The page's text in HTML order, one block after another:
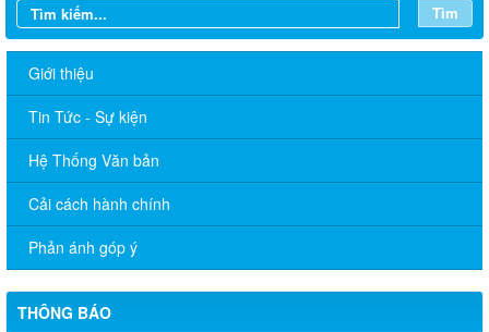
Tìm
Giới thiệu
Tin Tức - Sự kiện
Hệ Thống Văn bản
Cải cách hành chính
Phản ánh góp ý
THÔNG BÁO
Sở Ngoại vụ thông báo tuyển dụng hợp đồng thực hiện nhiệm
vụ công chức năm 2026
TÍCH CỰC HƯỞNG ỨNG CUỘC THI TRỰC TUYẾN “TÌM HIỂU
PHÁP LUẬT” NĂM 2026
CÔNG BỐ DANH MỤC THỦ TỤC HÀNH CHÍNH ĐƯỢC PHÂN
CẤP, PHÂN QUYỀN THUỘC PHẠM VI QUẢN LÝ CỦA NGÀNH
NGOẠI VỤ THÀNH PHỐ ĐỒNG NAI